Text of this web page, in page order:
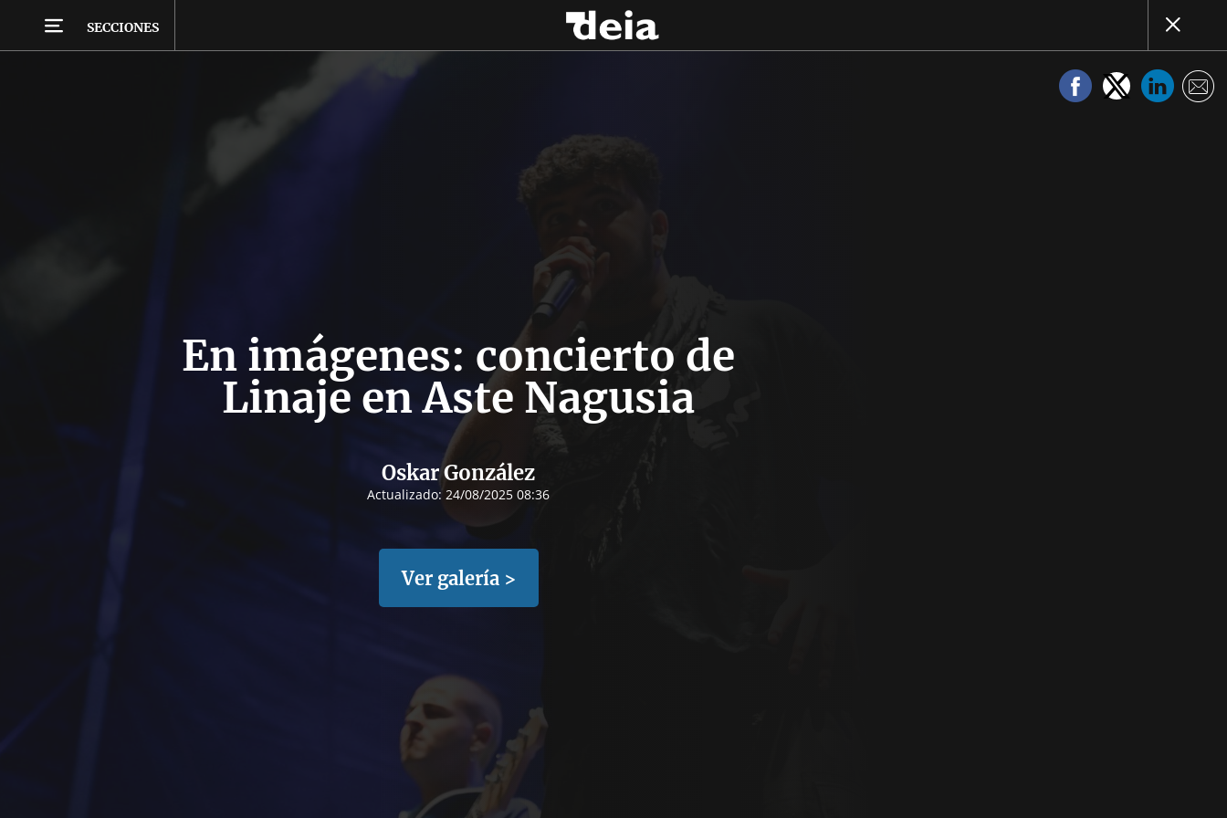
SECCIONES
En imágenes: concierto de
Linaje en Aste Nagusia
Oskar González
Actualizado: 24/08/2025 08:36
Ver galería >